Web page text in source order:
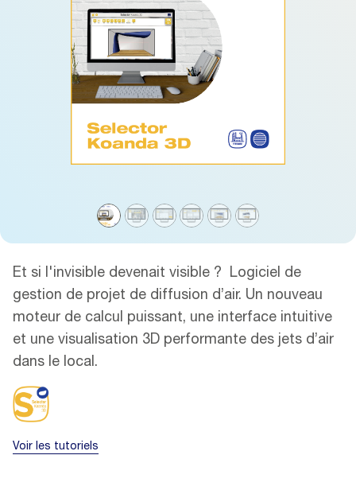
Et si l'invisible devenait visible ? Logiciel de
gestion de projet de diffusion d’air. Un nouveau
moteur de calcul puissant, une interface intuitive
et une visualisation 3D performante des jets d’air
dans le local.
Voir les tutoriels